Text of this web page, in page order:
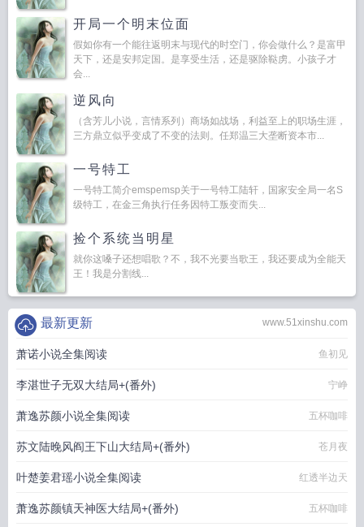
开局一个明末位面
假如你有一个能往返明末与现代的时空门，你会做什么？是富甲
天下，还是安邦定国。是享受生活，还是驱除鞑虏。小孩子才
会...
逆风向
（含芳儿小说，言情系列）商场如战场，利益至上的职场生涯，
三方鼎立似乎变成了不变的法则。任郑温三大垄断资本市...
一号特工
一号特工简介emspemsp关于一号特工陆轩，国家安全局一名S
级特工，在金三角执行任务因特工叛变而失...
捡个系统当明星
就你这嗓子还想唱歌？不，我不光要当歌王，我还要成为全能天
王！我是分割线...
www.51xinshu.com
最新更新
萧诺小说全集阅读 鱼初见
李湛世子无双大结局+(番外) 宁峥
萧逸苏颜小说全集阅读 五杯咖啡
苏文陆晚风阎王下山大结局+(番外) 苍月夜
叶楚姜君瑶小说全集阅读 红透半边天
萧逸苏颜镇天神医大结局+(番外) 五杯咖啡